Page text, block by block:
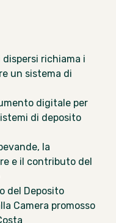
richiama i
un sistema di
digitale per
di deposito
la
e il contributo del
del Deposito
Camera promosso